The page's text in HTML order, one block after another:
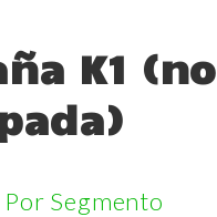
K1 (no
Por Segmento